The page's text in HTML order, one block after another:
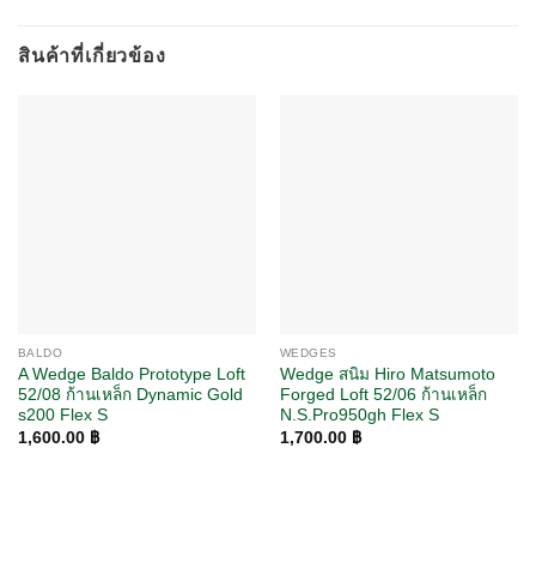
สินค้าที่เกี่ยวข้อง
BALDO
A Wedge Baldo Prototype Loft
52/08 ก้านเหล็ก Dynamic Gold
s200 Flex S
1,600.00 ฿
WEDGES
Wedge สนิม Hiro Matsumoto
Forged Loft 52/06 ก้านเหล็ก
N.S.Pro950gh Flex S
1,700.00 ฿